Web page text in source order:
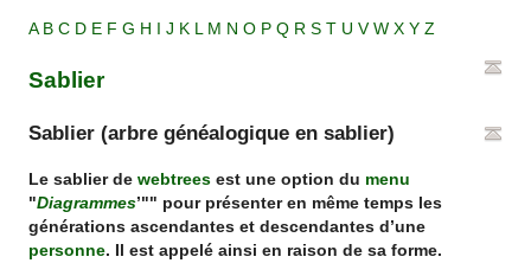
A B C D E F G H J K L M N O P Q R S T U V W X Y Z
Sablier
Sablier (arbre généalogique en sablier)
Le sablier dewebtrees est une option du menu
"Diagrammes’"" pour présenter en même temps les
générations ascendantes et descendantes d’une
personne. Il est appelé ainsi en raison de sa forme.